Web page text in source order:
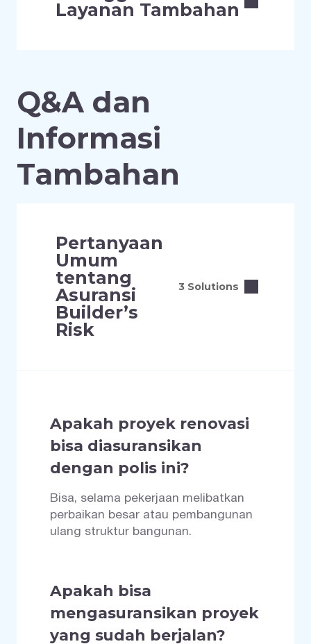
Layanan Tambahan
Q&A dan
Informasi
Tambahan
Pertanyaan
Umum
tentang
Asuransi
Builder’s
Risk
3 Solutions
Apakah proyek renovasi
bisa diasuransikan
dengan polis ini?
Bisa, selama pekerjaan melibatkan
perbaikan besar atau pembangunan
ulang struktur bangunan.
Apakah bisa
mengasuransikan proyek
yang sudah berjalan?